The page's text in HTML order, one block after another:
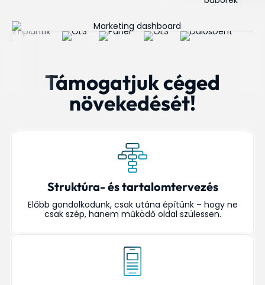
Támogatjuk céged
növekedését!
Struktúra- és tartalomtervezés
Előbb gondolkodunk, csak utána építünk – hogy ne
csak szép, hanem működő oldal szülessen.